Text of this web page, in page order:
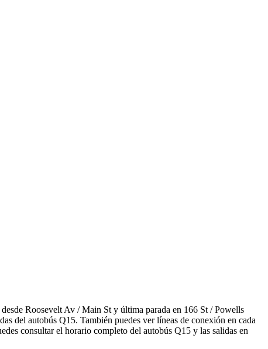
Roosevelt Av / Main St y última parada en 166 St / Powells
del autobús Q15. También puedes ver líneas de conexión en cada
consultar el horario completo del autobús Q15 y las salidas en